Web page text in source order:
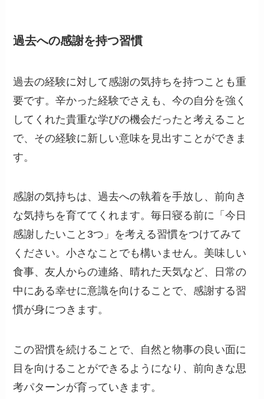
過去への感謝を持つ習慣
過去の経験に対して感謝の気持ちを持つことも重
要です。辛かった経験でさえも、今の自分を強く
してくれた貴重な学びの機会だったと考えること
で、その経験に新しい意味を見出すことができま
す。
感謝の気持ちは、過去への執着を手放し、前向き
な気持ちを育ててくれます。毎日寝る前に「今日
感謝したいこと3つ」を考える習慣をつけてみて
ください。小さなことでも構いません。美味しい
食事、友人からの連絡、晴れた天気など、日常の
中にある幸せに意識を向けることで、感謝する習
慣が身につきます。
この習慣を続けることで、自然と物事の良い面に
目を向けることができるようになり、前向きな思
考パターンが育っていきます。